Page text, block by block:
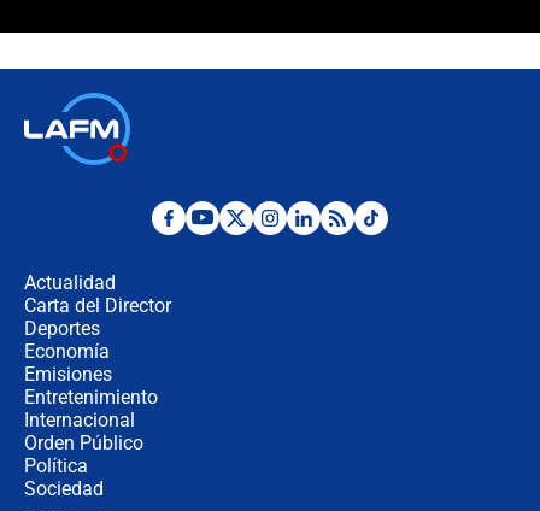
¿Por qué De la Espriella gobernará
Actualidad
Carta del Director
Deportes
Economía
Emisiones
Entretenimiento
Internacional
Orden Público
Política
Sociedad